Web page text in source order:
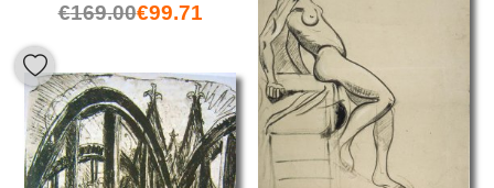
€169.00€99.71